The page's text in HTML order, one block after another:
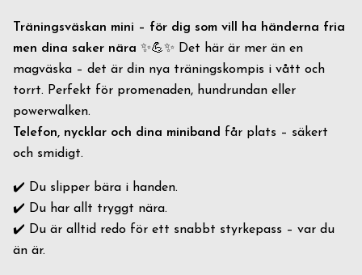
Träningsväskan mini – för dig som vill ha händerna fria
men dina saker nära ✨💪✨ Det här är mer än en
magväska – det är din nya träningskompis i vått och
torrt. Perfekt för promenaden, hundrundan eller
powerwalken.
Telefon, nycklar och dina miniband får plats – säkert
och smidigt.
✔️ Du slipper bära i handen.
✔️ Du har allt tryggt nära.
✔️ Du är alltid redo för ett snabbt styrkepass – var du
än är.